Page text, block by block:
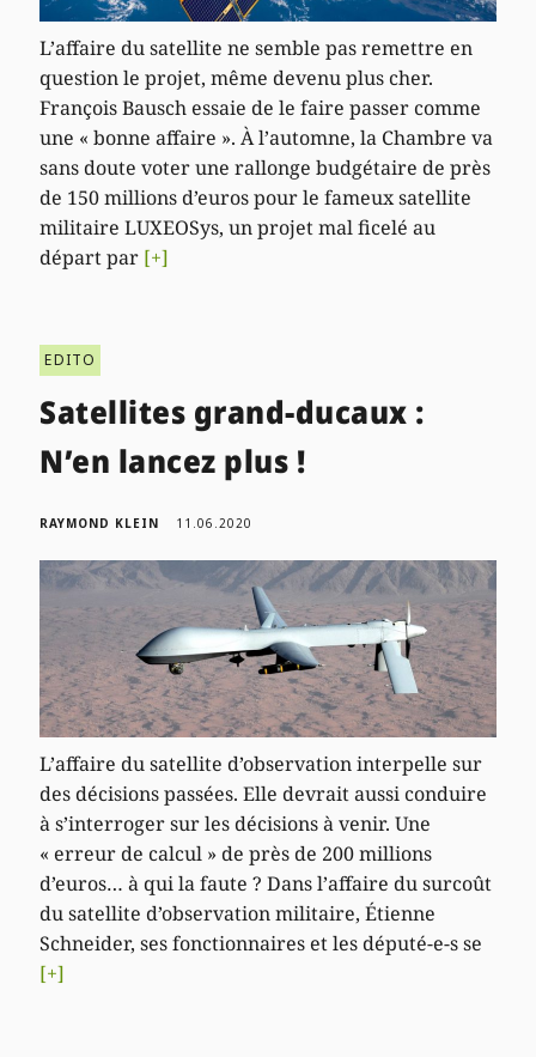
L’affaire du satellite ne semble pas remettre en
question le projet, même devenu plus cher.
François Bausch essaie de le faire passer comme
une « bonne affaire ». À l’automne, la Chambre va
sans doute voter une rallonge budgétaire de près
de 150 millions d’euros pour le fameux satellite
militaire LUXEOSys, un projet mal ficelé au
départ par [+]
EDITO
Satellites grand-ducaux :
N’en lancez plus !
RAYMOND KLEIN 11.06.2020
L’affaire du satellite d’observation interpelle sur
des décisions passées. Elle devrait aussi conduire
à s’interroger sur les décisions à venir. Une
« erreur de calcul » de près de 200 millions
d’euros… à qui la faute ? Dans l’affaire du surcoût
du satellite d’observation militaire, Étienne
Schneider, ses fonctionnaires et les député-e-s se
[+]